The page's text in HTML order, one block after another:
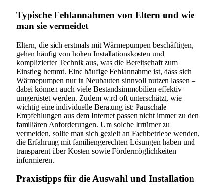
Typische Fehlannahmen von Eltern und wie
man sie vermeidet
Eltern, die sich erstmals mit Wärmepumpen beschäftigen,
gehen häufig von hohen Installationskosten und
komplizierter Technik aus, was die Bereitschaft zum
Einstieg hemmt. Eine häufige Fehlannahme ist, dass sich
Wärmepumpen nur in Neubauten sinnvoll nutzen lassen –
dabei können auch viele Bestandsimmobilien effektiv
umgerüstet werden. Zudem wird oft unterschätzt, wie
wichtig eine individuelle Beratung ist: Pauschale
Empfehlungen aus dem Internet passen nicht immer zu den
familiären Anforderungen. Um solche Irrtümer zu
vermeiden, sollte man sich gezielt an Fachbetriebe wenden,
die Erfahrung mit familiengerechten Lösungen haben und
transparent über Kosten sowie Fördermöglichkeiten
informieren.
Praxistipps für die Auswahl und Installation